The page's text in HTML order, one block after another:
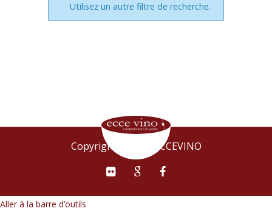
Utilisez un autre filtre de recherche.
Copyright © 2015 ECCEVINO
Aller à la barre d’outils